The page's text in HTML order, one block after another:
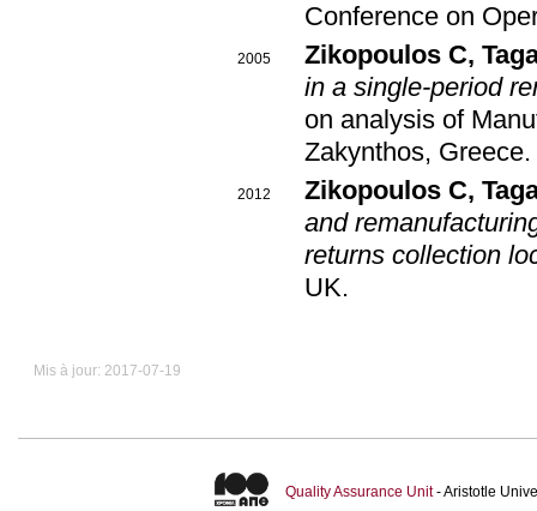
Conference on
2005 Zikopoulos C,
in a single-period
on analysis of
Zakynthos, Greece.
2012 Zikopoulos C,
and
returns collection
UK.
Mis à jour: 2017-07-19
Quality Assurance Unit- Aristotle